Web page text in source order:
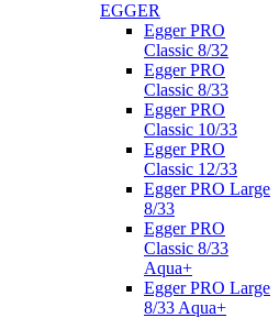
EGGER
Egger PRO
Classic 8/32
Egger PRO
Classic 8/33
Egger PRO
Classic 10/33
Egger PRO
Classic 12/33
Egger PRO Large
8/33
Egger PRO
Classic 8/33
Aqua+
Egger PRO Large
8/33 Aqua+